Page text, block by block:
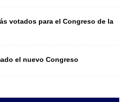
votados para el Congreso de la
el nuevo Congreso